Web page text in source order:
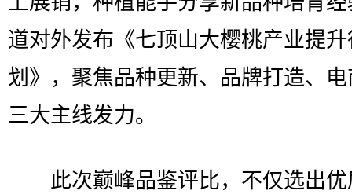
道对外发布《七顶山大樱桃产业提
划》，聚焦品种更新、品牌打造、
三大主线发力。
此次巅峰品鉴评比，不仅选出优